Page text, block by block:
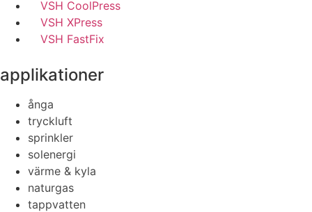
VSH CoolPress
VSH XPress
VSH FastFix
applikationer
ånga
tryckluft
sprinkler
solenergi
värme & kyla
naturgas
tappvatten